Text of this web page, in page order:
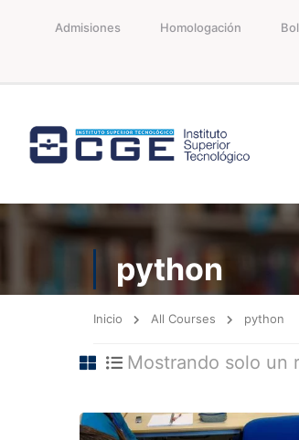
Admisiones Homologación
python
Inicio All Courses python
Mostrando solo un